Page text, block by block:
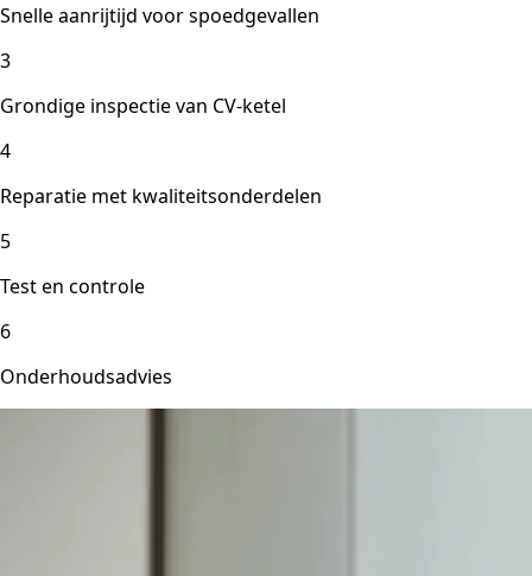
Snelle aanrijtijd voor spoedgevallen
3
Grondige inspectie van CV-ketel
4
Reparatie met kwaliteitsonderdelen
5
Test en controle
6
Onderhoudsadvies